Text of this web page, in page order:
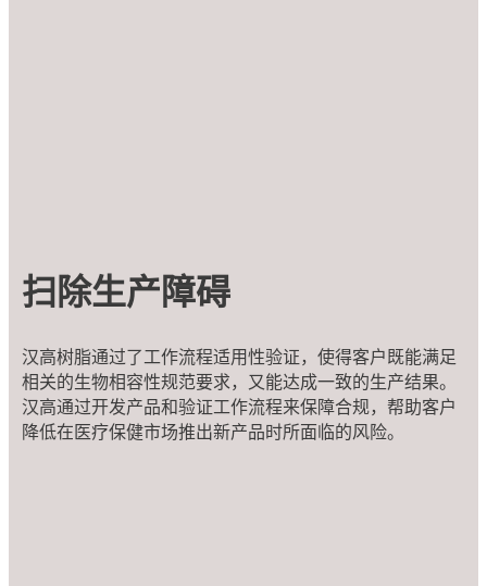
扫除生产障碍
汉高树脂通过了工作流程适用性验证，使得客户既能满足
相关的生物相容性规范要求，又能达成一致的生产结果。
汉高通过开发产品和验证工作流程来保障合规，帮助客户
降低在医疗保健市场推出新产品时所面临的风险。